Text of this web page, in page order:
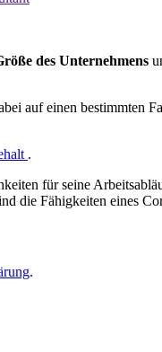
des Unternehmens
auf einen bestimmten
.
für seine
die Fähigkeiten eines
.